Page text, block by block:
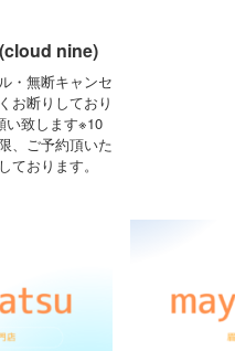
nine)
・無断キャンセ
お断りしており
い致します※10
、ご予約頂いた
ております。